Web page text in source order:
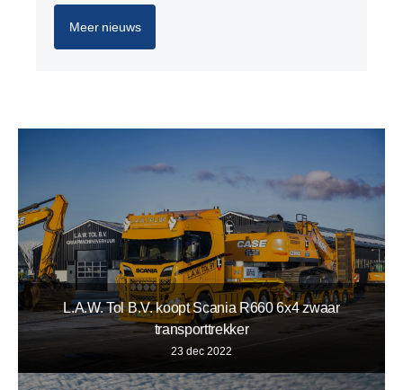
Meer nieuws
L.A.W. Tol B.V. koopt Scania R660 6x4 zwaar
transporttrekker
23 dec 2022